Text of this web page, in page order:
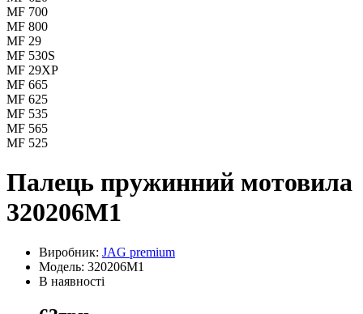
MF 700
MF 800
MF 29
MF 530S
MF 29XP
MF 665
MF 625
MF 535
MF 565
MF 525
Палець пружинний мотовила
320206M1
Виробник: JAG premium
Модель: 320206M1
В наявності